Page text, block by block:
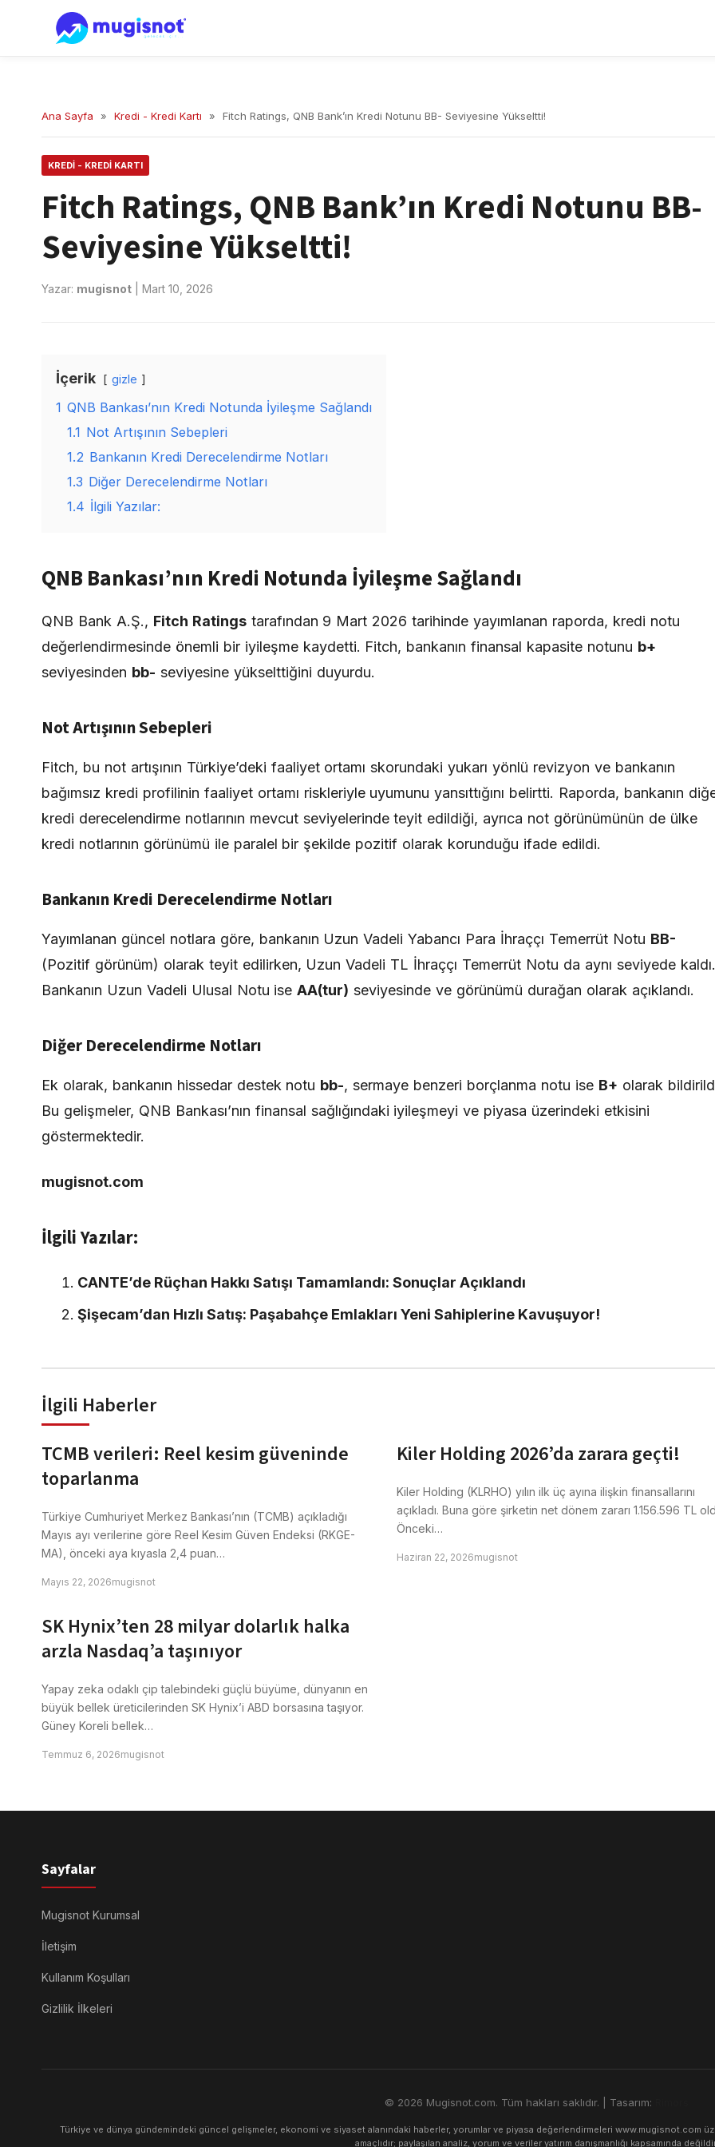
Ana Sayfa » Kredi - Kredi Kartı » Fitch Ratings, QNB Bank’ın Kredi Notunu BB- Seviyesine Yükseltti!
KREDI - KREDI KARTI
Fitch Ratings, QNB Bank’ın Kredi Notunu BB-
Seviyesine Yükseltti!
Yazar: mugisnot Mart 10, 2026
İçerik gizle
1 QNB Bankası’nın Kredi Notunda İyileşme Sağlandı
1.1 Not Artışının Sebepleri
1.2 Bankanın Kredi Derecelendirme Notları
1.3 Diğer Derecelendirme Notları
1.4 İlgili Yazılar:
QNB Bankası’nın Kredi Notunda İyileşme Sağlandı
QNB Bank A.Ş., Fitch Ratingstarafından 9 Mart 2026 tarihinde yayımlanan raporda, kredi notu
değerlendirmesinde önemli bir iyileşme kaydetti. Fitch, bankanın finansal kapasite notunu b+
seviyesinden bb- seviyesine yükselttiğini duyurdu.
Not Artışının Sebepleri
Fitch, bu not artışının Türkiye’deki faaliyet ortamı skorundaki yukarı yönlü revizyon ve bankanın
bağımsız kredi profilinin faaliyet ortamı riskleriyle uyumunu yansıttığını belirtti. Raporda, bankanın
kredi derecelendirme notlarının mevcut seviyelerinde teyit edildiği, ayrıca not görünümünün de ülke
kredi notlarının görünümü ile paralel bir şekilde pozitif olarak korunduğu ifade edildi.
Bankanın Kredi Derecelendirme Notları
Yayımlanan güncel notlara göre, bankanın Uzun Vadeli Yabancı Para İhraççı Temerrüt Notu BB-
(Pozitif görünüm) olarak teyit edilirken, Uzun Vadeli TL İhraççı Temerrüt Notu da aynı seviyede kaldı.
Bankanın Uzun Vadeli Ulusal Notu iseAA(tur) seviyesinde ve görünümü durağan olarak açıklandı.
Diğer Derecelendirme Notları
Ek olarak, bankanın hissedar destek notu bb-, sermaye benzeri borçlanma notu ise B+ olarak
Bu gelişmeler, QNB Bankası’nın finansal sağlığındaki iyileşmeyi ve piyasa üzerindeki etkisini
göstermektedir.
mugisnot.com
İlgili Yazılar:
CANTE’de Rüçhan Hakkı Satışı Tamamlandı: Sonuçlar Açıklandı
Şişecam’dan Hızlı Satış: Paşabahçe Emlakları Yeni Sahiplerine Kavuşuyor!
İlgili Haberler
TCMB verileri: Reel kesim güveninde
toparlanma
Türkiye Cumhuriyet Merkez Bankası’nın (TCMB) açıkladığı
Mayıs ayı verilerine göre Reel Kesim Güven Endeksi (RKGE-
MA), önceki aya kıyasla 2,4 puan…
Mayıs 22, 2026mugisnot
Kiler Holding 2026’da zarara geçti!
Kiler Holding (KLRHO) yılın ilk üç ayına ilişkin finansallarını
açıkladı. Buna göre şirketin net dönem zararı 1.156.596 TL
Önceki…
Haziran 22, 2026mugisnot
SK Hynix’ten 28 milyar dolarlık halka
arzla Nasdaq’a taşınıyor
Yapay zeka odaklı çip talebindeki güçlü büyüme, dünyanın en
büyük bellek üreticilerinden SK Hynix’i ABD borsasına taşıyor.
Güney Koreli bellek…
Temmuz 6, 2026mugisnot
Sayfalar
Mugisnot Kurumsal
İletişim
Kullanım Koşulları
Gizlilik İlkeleri
© 2026 Mugisnot.com. Tüm hakları saklıdır. | Tasarım:
Türkiye ve dünya gündemindeki güncel gelişmeler, ekonomi ve siyaset alanındaki haberler, yorumlar ve piyasa değerlendirmeleri www.mugisnot.com
amaçlıdır; paylaşılan analiz, yorum ve veriler yatırım danışmanlığı kapsamında